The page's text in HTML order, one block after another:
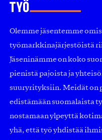
Olemme jäsentemme
työmarkkinajärjestöistä
Jäseninämme on koko
pienistä pajoista ja
suuryrityksiin. Meidät on
edistämään suomalaista
nostamaan ylpeyttä
yhä, että työ yhdistää